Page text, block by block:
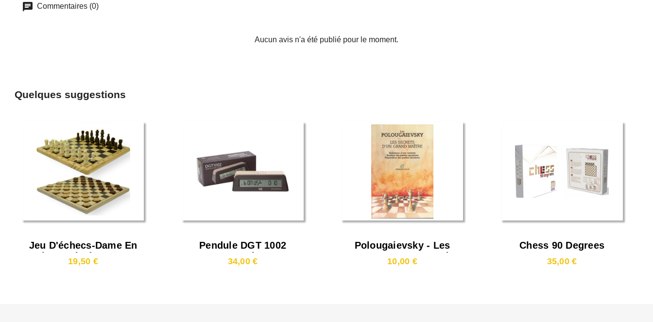
Commentaires (0)
Aucun avis n'a été publié pour le moment.
Quelques suggestions
Jeu D'échecs-Dame En
Bois Imprimé 29x29cm
19,50 €
Pendule DGT 1002
Bonus Timer
34,00 €
Polougaievsky - Les
Secrets D'un Grand
Maître
10,00 €
Chess 90 Degrees
35,00 €